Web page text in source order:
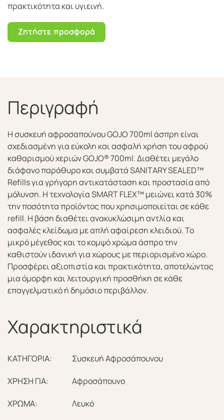
πρακτικότητα και υγιεινή.
Ζητήστε προσφορά
Περιγραφή
Η συσκευή αφροσαπούνου GOJO 700ml άσπρη είναι
σχεδιασμένη για εύκολη και ασφαλή χρήση του αφρού
καθαρισμού χεριών GOJO® 700ml. Διαθέτει μεγάλο
διάφανο παράθυρο και συμβατά SANITARY SEALED™
Refills για γρήγορη αντικατάσταση και προστασία από
μόλυνση. Η τεχνολογία SMART FLEX™ μειώνει κατά 30%
την ποσότητα προϊόντος που χρησιμοποιείται σε κάθε
refill. Η βάση διαθέτει ανακυκλώσιμη αντλία και
ασφαλές κλείδωμα με απλή αφαίρεση κλειδιού. Το
μικρό μέγεθος και το κομψό χρώμα άσπρο την
καθιστούν ιδανική για χώρους με περιορισμένο χώρο.
Προσφέρει αξιοπιστία και πρακτικότητα, αποτελώντας
μια όμορφη και λειτουργική προσθήκη σε κάθε
επαγγελματικό ή δημόσιο περιβάλλον.
Χαρακτηριστικά
ΚΑΤΗΓΟΡΙΑ: Συσκευή Αφροσάπουνου
ΧΡΗΣΗ ΓΙΑ: Αφροσάπουνο
ΧΡΩΜΑ: Λευκό